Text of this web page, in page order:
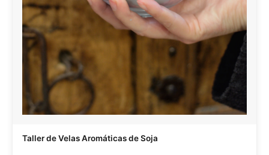
Taller de Velas Aromáticas de Soja